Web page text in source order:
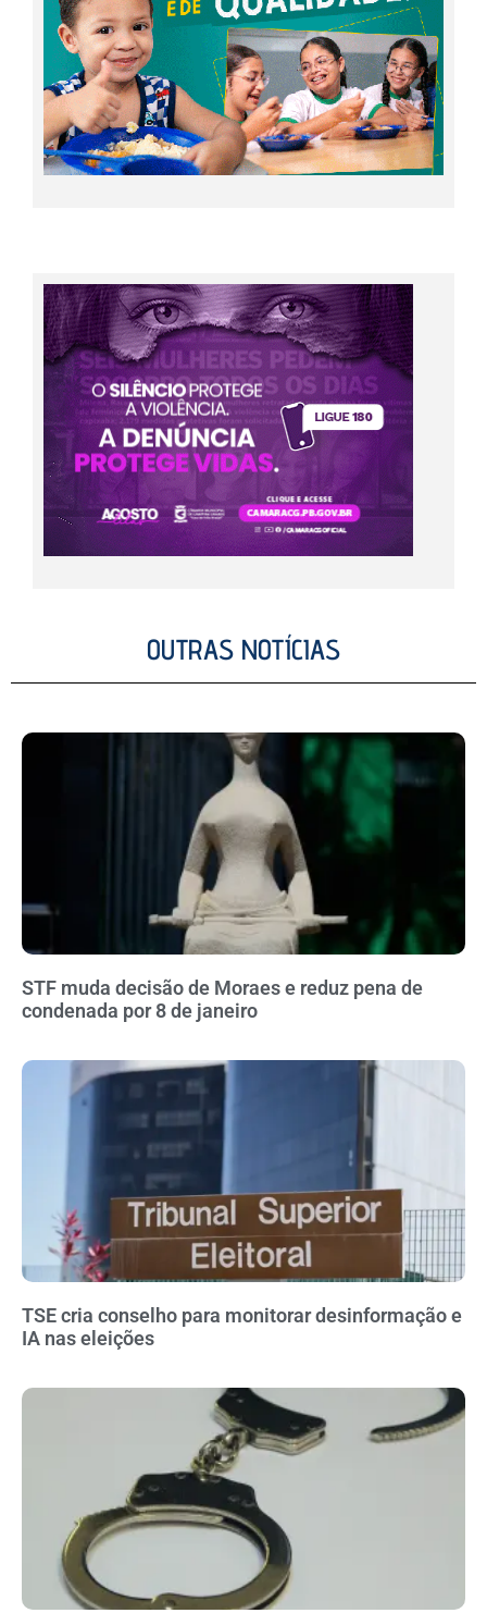
OUTRAS NOTÍCIAS
STF muda decisão de Moraes e reduz pena de
condenada por 8 de janeiro
TSE cria conselho para monitorar desinformação e
IA nas eleições